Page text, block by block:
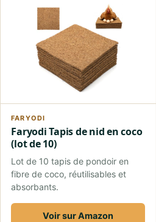
FARYODI
Faryodi Tapis de nid en coco
(lot de 10)
Lot de 10 tapis de pondoir en
fibre de coco, réutilisables et
absorbants.
Voir sur Amazon